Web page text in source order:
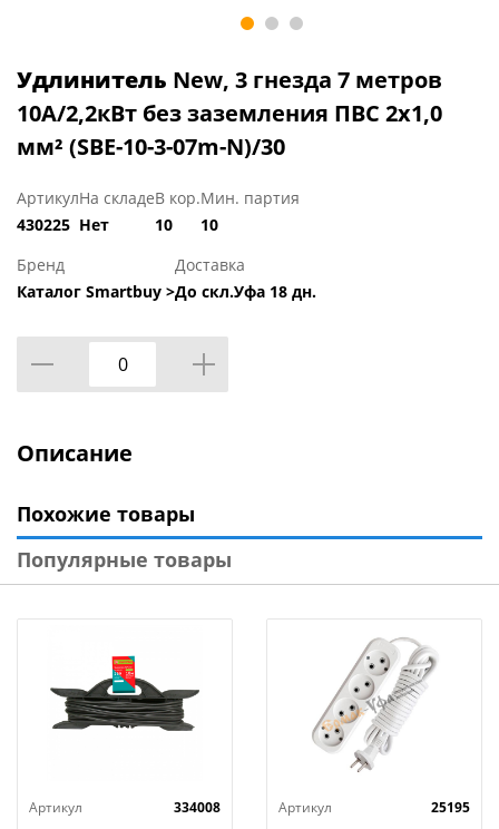
Удлинитель New, 3 гнезда 7 метров
10А/2,2кВт без заземления ПВС 2х1,0
мм² (SBE-10-3-07m-N)/30
Артикул
430225
На складе
Нет
В кор.
10
Мин. партия
10
Бренд
Каталог Smartbuy >
Доставка
До скл.Уфа 18 дн.
Описание
Похожие товары
Популярные товары
Артикул
334008
Артикул
25195